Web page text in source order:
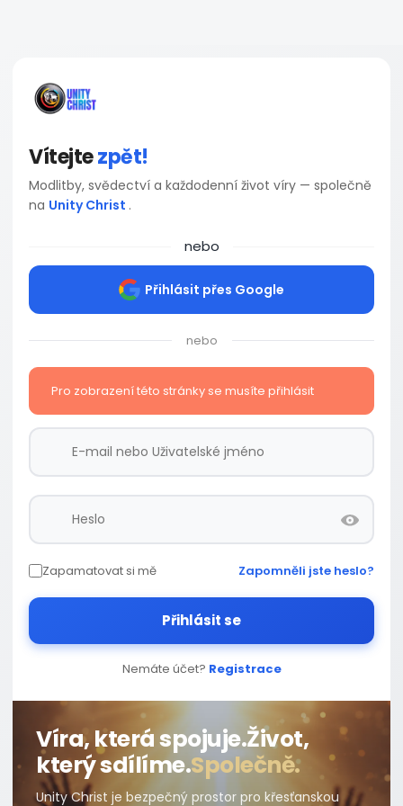
Vítejtezpět!
Modlitby, svědectví a každodenní život víry — společně
na Unity Christ .
nebo
Přihlásit přes Google
nebo
Pro zobrazení této stránky se musíte přihlásit
Zapamatovat si mě Zapomněli jste heslo?
Přihlásit se
Nemáte účet? Registrace
Víra, která spojuje.Život,
který sdílíme.Společně.
Unity Christ je bezpečný prostor pro křesťanskou